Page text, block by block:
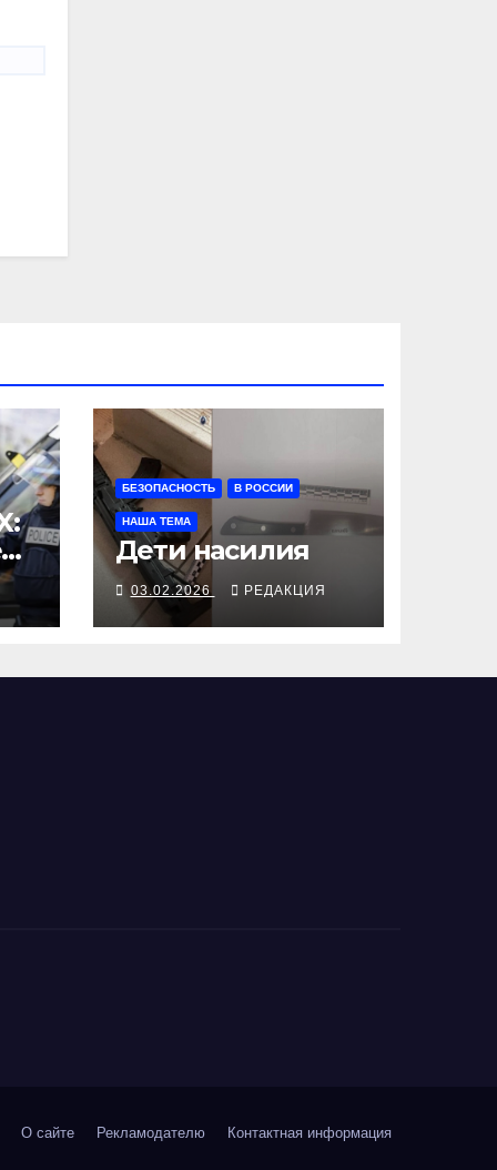
БЕЗОПАСНОСТЬ В РОССИИ
НАША ТЕМА
Дети насилия
03.02.2026 РЕДАКЦИЯ
О сайте Рекламодателю Контактная информация